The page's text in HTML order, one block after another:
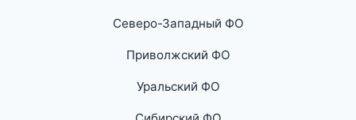
Северо-Западный ФО
Приволжский ФО
Уральский ФО